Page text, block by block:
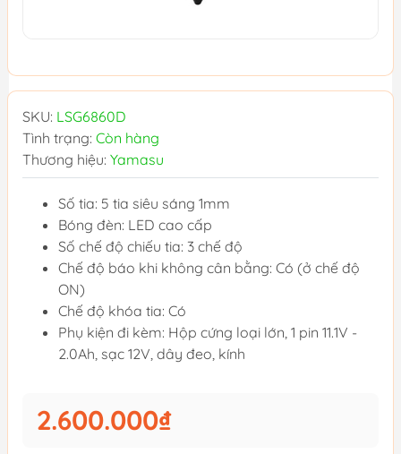
SKU: LSG6860D
Tình trạng: Còn hàng
Thương hiệu: Yamasu
Số tia: 5 tia siêu sáng 1mm
Bóng đèn: LED cao cấp
Số chế độ chiếu tia: 3 chế độ
Chế độ báo khi không cân bằng: Có (ở chế độ
ON)
Chế độ khóa tia: Có
Phụ kiện đi kèm: Hộp cứng loại lớn, 1 pin 11.1V -
2.0Ah, sạc 12V, dây đeo, kính
2.600.000₫